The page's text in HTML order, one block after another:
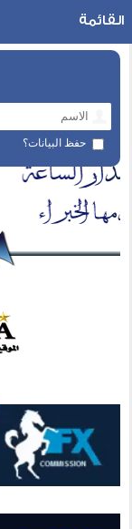
حفظ البيانات؟
القائمة